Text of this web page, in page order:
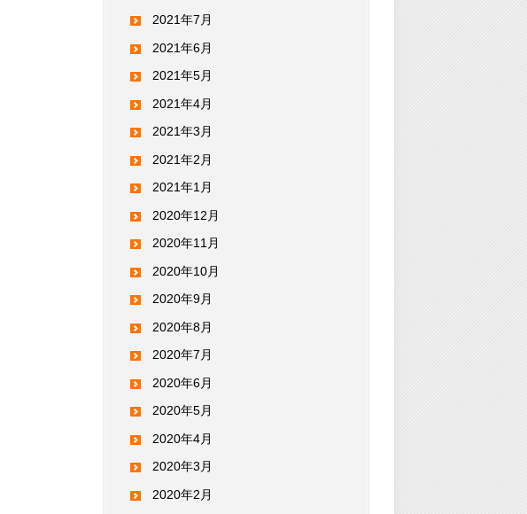
2021年7月
2021年6月
2021年5月
2021年4月
2021年3月
2021年2月
2021年1月
2020年12月
2020年11月
2020年10月
2020年9月
2020年8月
2020年7月
2020年6月
2020年5月
2020年4月
2020年3月
2020年2月